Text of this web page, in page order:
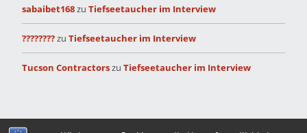
sabaibet168zu Tiefseetaucher im Interview
????????zu Tiefseetaucher im Interview
Tucson Contractorszu Tiefseetaucher im Interview